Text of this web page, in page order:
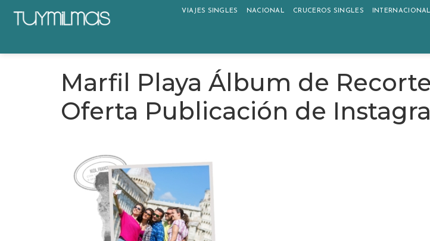
VIAJES SINGLES NACIONAL CRUCEROS SINGLES INTERNACIONAL
Marfil Playa Álbum de
Oferta Publicación de